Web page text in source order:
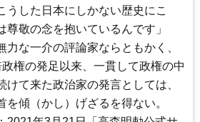
うした日本にしかない歴史にこ
尊敬の念を抱いているんです」
力な一介の評論家ならともかく、
権の発足以来、一貫して政権の中
けて来た政治家の発言としては、
を傾（かし）げざるを得ない。